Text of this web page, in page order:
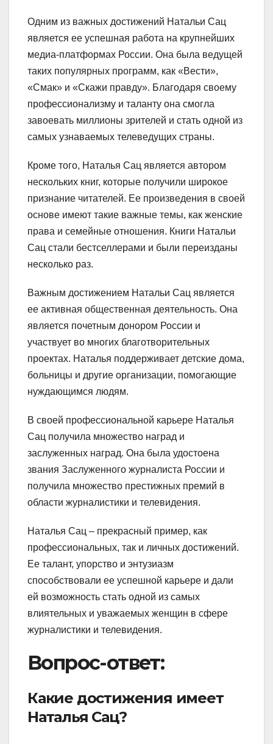
Одним из важных достижений Натальи Сац
является ее успешная работа на крупнейших
медиа-платформах России. Она была ведущей
таких популярных программ, как «Вести»,
«Смак» и «Скажи правду». Благодаря своему
профессионализму и таланту она смогла
завоевать миллионы зрителей и стать одной из
самых узнаваемых телеведущих страны.
Кроме того, Наталья Сац является автором
нескольких книг, которые получили широкое
признание читателей. Ее произведения в своей
основе имеют такие важные темы, как женские
права и семейные отношения. Книги Натальи
Сац стали бестселлерами и были переизданы
несколько раз.
Важным достижением Натальи Сац является
ее активная общественная деятельность. Она
является почетным донором России и
участвует во многих благотворительных
проектах. Наталья поддерживает детские дома,
больницы и другие организации, помогающие
нуждающимся людям.
В своей профессиональной карьере Наталья
Сац получила множество наград и
заслуженных наград. Она была удостоена
звания Заслуженного журналиста России и
получила множество престижных премий в
области журналистики и телевидения.
Наталья Сац – прекрасный пример, как
профессиональных, так и личных достижений.
Ее талант, упорство и энтузиазм
способствовали ее успешной карьере и дали
ей возможность стать одной из самых
влиятельных и уважаемых женщин в сфере
журналистики и телевидения.
Вопрос-ответ:
Какие достижения имеет
Наталья Сац?